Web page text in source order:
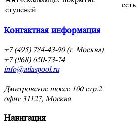
ступеней
есть
Контактная информация
+7 (495) 784-43-90 (г. Москва)
+7 (968) 650-73-74
info@atlaspool.ru
Дмитровское шоссе 100 стр.2
офис 31127, Москва
Навигация